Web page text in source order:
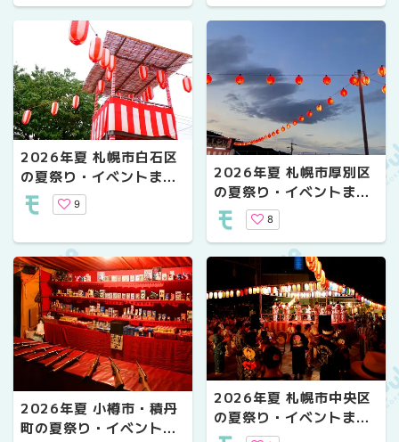
2026年夏 札幌市白石区
の夏祭り・イベントまと
め
9
2026年夏 札幌市厚別区
の夏祭り・イベントまと
め
8
2026年夏 小樽市・積丹
町の夏祭り・イベントま
2026年夏 札幌市中央区
の夏祭り・イベントまと
め